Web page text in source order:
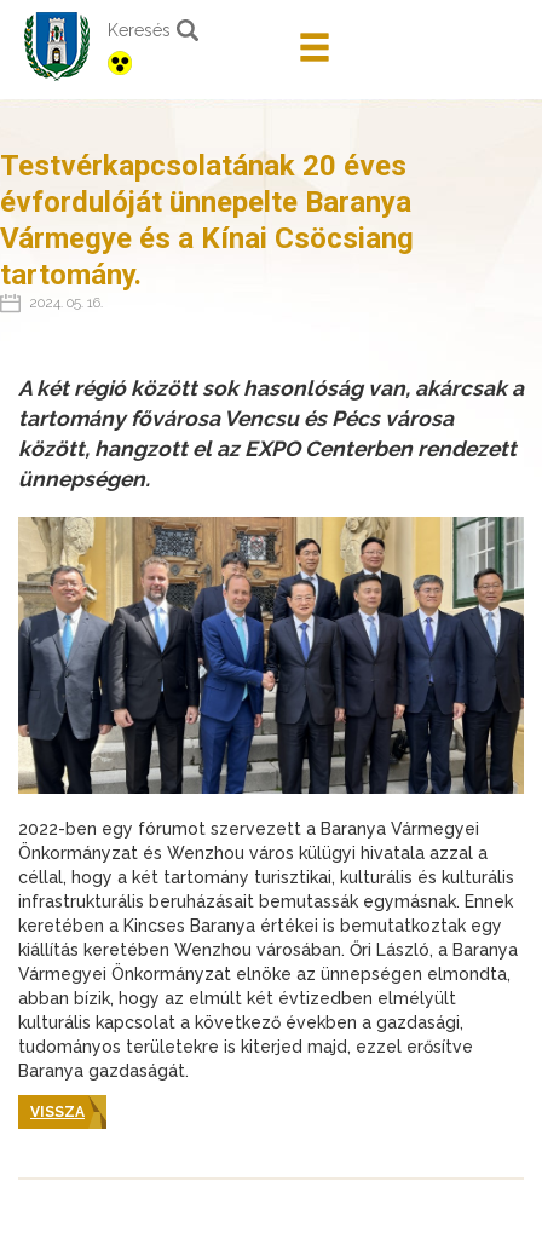
Keresés
Testvérkapcsolatának 20 éves
évfordulóját ünnepelte Baranya
Vármegye és a Kínai Csöcsiang
tartomány.
2024. 05. 16.
A két régió között sok hasonlóság van, akárcsak a
tartomány fővárosa Vencsu és Pécs városa
között, hangzott el az EXPO Centerben rendezett
ünnepségen.
2022-ben egy fórumot szervezett a Baranya Vármegyei
Önkormányzat és Wenzhou város külügyi hivatala azzal a
céllal, hogy a két tartomány turisztikai, kulturális és kulturális
infrastrukturális beruházásait bemutassák egymásnak. Ennek
keretében a Kincses Baranya értékei is bemutatkoztak egy
kiállítás keretében Wenzhou városában. Őri László, a Baranya
Vármegyei Önkormányzat elnöke az ünnepségen elmondta,
abban bízik, hogy az elmúlt két évtizedben elmélyült
kulturális kapcsolat a következő években a gazdasági,
tudományos területekre is kiterjed majd, ezzel erősítve
Baranya gazdaságát.
VISSZA